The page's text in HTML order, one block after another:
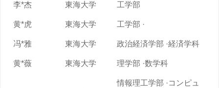
李*杰 東海大学 工学部
黄*虎 東海大学 工学部 ·
冯*雅 東海大学 政治経済学部 ·経済学科
黄*薇 東海大学 理学部 ·数学科
情報理工学部 ·コンピュ